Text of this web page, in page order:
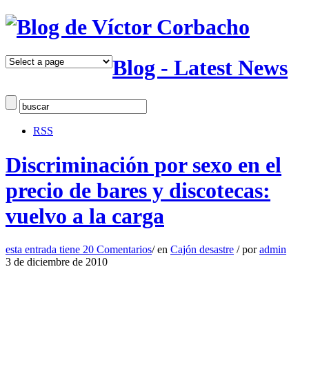
Blog - Latest News
RSS
Discriminación por sexo en el
precio de bares y discotecas:
vuelvo a la carga
esta entrada tiene 20 Comentarios/ en Cajón desastre / poradmin
3 de diciembre de 2010